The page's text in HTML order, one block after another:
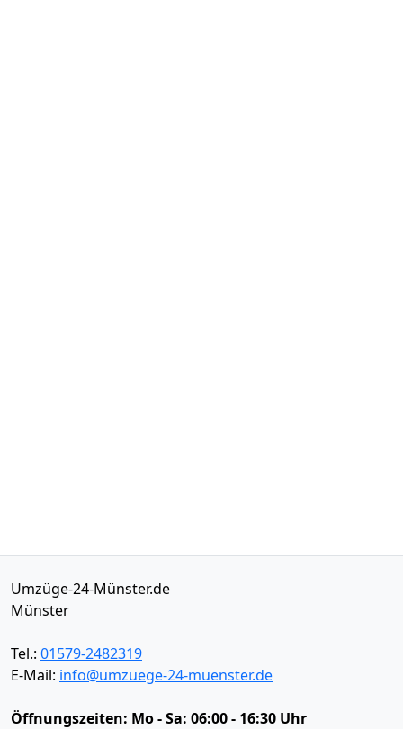
Umzüge-24-Münster.de
Münster
Tel.: 01579-2482319
E-Mail: info@umzuege-24-muenster.de
Öffnungszeiten: Mo - Sa: 06:00 - 16:30 Uhr